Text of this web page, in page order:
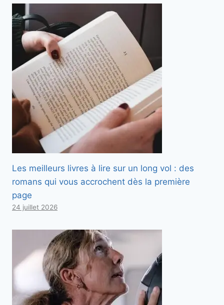
Les meilleurs livres à lire sur un long vol : des
romans qui vous accrochent dès la première
page
24 juillet 2026